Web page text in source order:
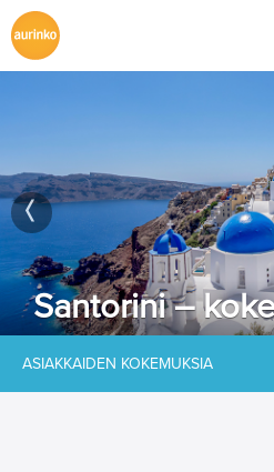
Santorini –
ASIAKKAIDEN KOKEMUKSIA